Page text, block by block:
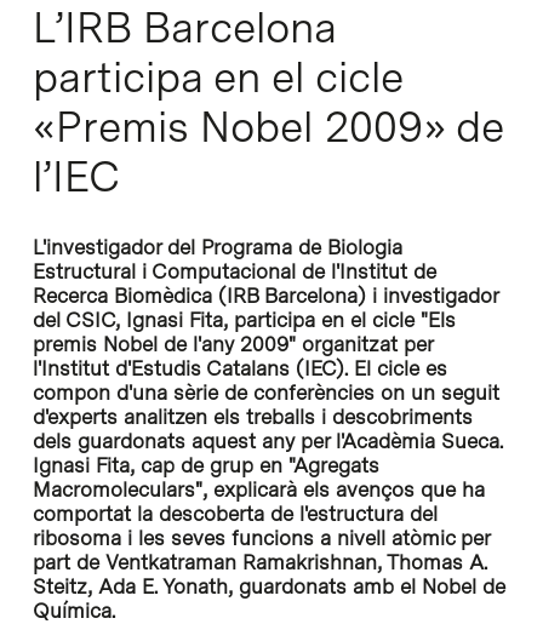
L’IRB Barcelona
participa en el cicle
«Premis Nobel 2009» de
l’IEC
L'investigador del Programa de Biologia
Estructural i Computacional de l'Institut de
Recerca Biomèdica (IRB Barcelona) i investigador
del CSIC, Ignasi Fita, participa en el cicle "Els
premis Nobel de l'any 2009" organitzat per
l'Institut d'Estudis Catalans (IEC). El cicle es
compon d'una sèrie de conferències on un seguit
d'experts analitzen els treballs i descobriments
dels guardonats aquest any per l'Acadèmia Sueca.
Ignasi Fita, cap de grup en "Agregats
Macromoleculars", explicarà els avenços que ha
comportat la descoberta de l'estructura del
ribosoma i les seves funcions a nivell atòmic per
part de Ventkatraman Ramakrishnan, Thomas A.
Steitz, Ada E. Yonath, guardonats amb el Nobel de
Química.